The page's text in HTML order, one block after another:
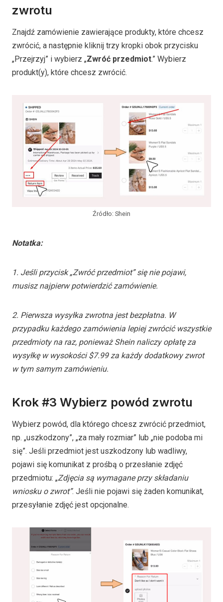
zwrotu
Znajdź zamówienie zawierające produkty, które chcesz
zwrócić, a następnie kliknij trzy kropki obok przycisku
„Przejrzyj” i wybierz „Zwróć przedmiot.” Wybierz
produkt(y), które chcesz zwrócić.
Źródło: Shein
Notatka:
1. Jeśli przycisk „Zwróć przedmiot” się nie pojawi,
musisz najpierw potwierdzić zamówienie.
2. Pierwsza wysyłka zwrotna jest bezpłatna. W
przypadku każdego zamówienia lepiej zwrócić wszystkie
przedmioty na raz, ponieważ Shein naliczy opłatę za
wysyłkę w wysokości $7.99 za każdy dodatkowy zwrot
w tym samym zamówieniu.
Krok #3 Wybierz powód zwrotu
Wybierz powód, dla którego chcesz zwrócić przedmiot,
np. „uszkodzony”, „za mały rozmiar” lub „nie podoba mi
się”. Jeśli przedmiot jest uszkodzony lub wadliwy,
pojawi się komunikat z prośbą o przesłanie zdjęć
przedmiotu: „Zdjęcia są wymagane przy składaniu
wniosku o zwrot”. Jeśli nie pojawi się żaden komunikat,
przesyłanie zdjęć jest opcjonalne.